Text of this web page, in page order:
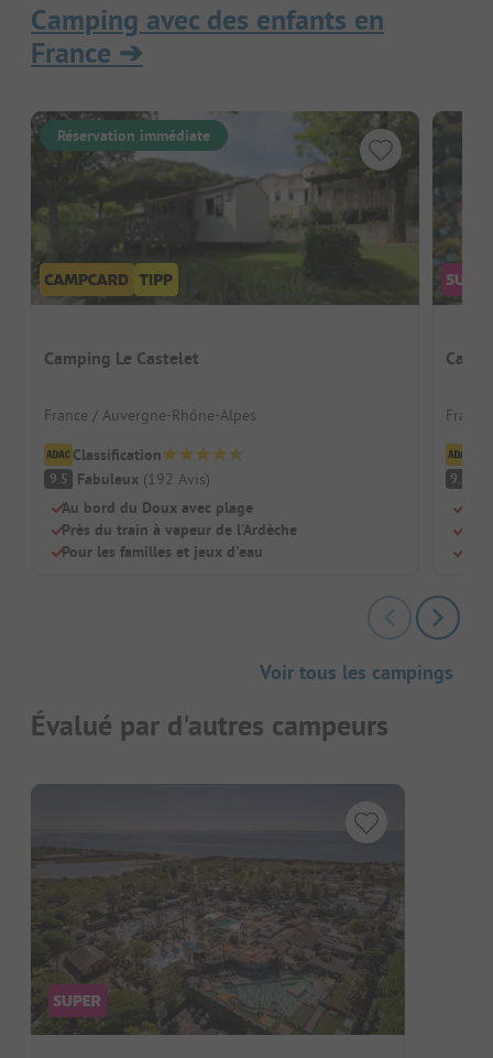
Camping avec des enfants en
France ➔
Réservation immédiate
Camping Le Castelet
France / Auvergne-Rhône-Alpes
Classification
9.5 Fabuleux (192 Avis)
Au bord du Doux avec plage
Près du train à vapeur de l'Ardèche
Pour les familles et jeux d'eau
9.1
Voir tous les campings
Évalué par d'autres campeurs